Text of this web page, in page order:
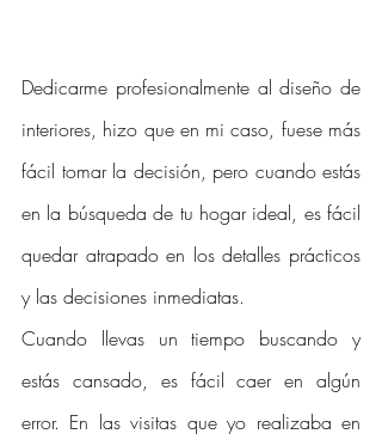
Dedicarme profesionalmente al diseño de
interiores, hizo que en mi caso, fuese más
fácil tomar la decisión, pero cuando estás
en la búsqueda de tu hogar ideal, es fácil
quedar atrapado en los detalles prácticos
y las decisiones inmediatas.
Cuando llevas un tiempo buscando y
estás cansado, es fácil caer en algún
error. En las visitas que yo realizaba en